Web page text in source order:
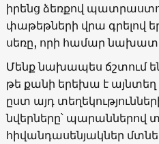
իրենց ձեռքով
փաթեթների վրա գրելով
սեռը, որի համար
Մենք նախապես ճշտում
թե քանի երեխա է այնտեղ
ըստ այդ
նվերները՝ պարաններով
հիվանդասենյակներ